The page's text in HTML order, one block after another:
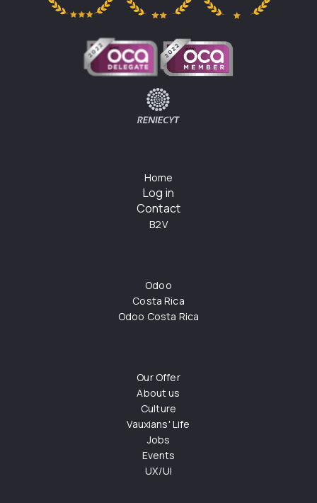
Home
Log in
Contact
B2V
Odoo
Costa Rica
Odoo Costa Rica
Our Offer
About us
Culture
Vauxians' Life
Jobs
Events
UX/UI